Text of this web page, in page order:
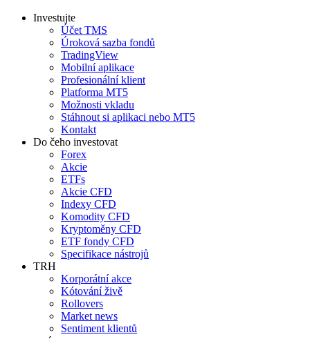
Investujte
Účet TMS
Úroková sazba fondů
TradingView
Mobilní aplikace
Profesionální klient
Platforma MT5
Možnosti vkladu
Stáhnout si aplikaci nebo MT5
Kontakt
Do čeho investovat
Forex
Akcie
ETFs
Akcie CFD
Indexy CFD
Komodity CFD
Kryptoměny CFD
ETF fondy CFD
Specifikace nástrojů
TRH
Korporátní akce
Kótování živě
Rollovers
Market news
Sentiment klientů